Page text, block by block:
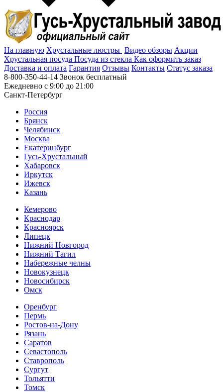
На главную Хрустальные люстры Видео обзоры Акции
Хрустальная посуда Посуда из стекла Как оформить заказ
Доставка и оплата Гарантия Отзывы Контакты Cтатус заказа
8-800-350-44-14 Звонок бесплатный
Ежедневно с 9:00 до 21:00
Санкт-Петербург
Россия
Брянск
Челябинск
Москва
Екатеринбург
Гусь-Хрустальный
Хабаровск
Иркутск
Ижевск
Казань
Кемерово
Краснодар
Красноярск
Липецк
Нижний Новгород
Нижний Тагил
Набережные челны
Новокузнецк
Новосибирск
Омск
Оренбург
Пермь
Ростов-на-Дону
Рязань
Саратов
Севастополь
Ставрополь
Сургут
Тольятти
Томск